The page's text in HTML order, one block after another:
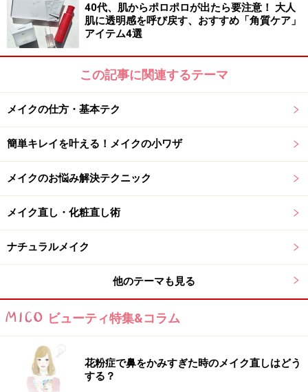
2.髪の色はどの色に近いですか？
3.瞳の色はどの色に近いですか？
4.白目の色はどの色に近いですか？
5.頬の色はどの色に近いですか？
5.頬の色はどの色に近いですか？
6.唇の色はどの色に近いですか？
6.唇の色はどの色に近いですか？
40代、肌からポロポロが出たら要注意！ 大人
肌に透明感を呼び戻す、おすすめ「角質ケア」
アイテム4選
この記事に関連するテーマ
メイクの仕方・基本テク
簡単キレイを叶える！メイクの小ワザ
メイクのお悩み解決テクニック
メイク直し・化粧直し術
ナチュラルメイク
他のテーマも見る
ビューティ特集&コラム
花粉症で鼻をかみすぎた時のメイク直しはどう
する？